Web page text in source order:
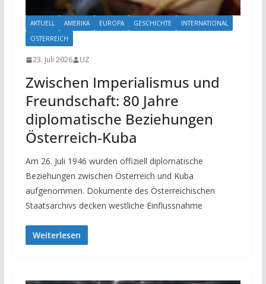
AKTUELL AMERIKA EUROPA GESCHICHTE
INTERNATIONAL
ÖSTERREICH
23. Juli 2026 UZ
Zwischen Imperialismus und
Freundschaft: 80 Jahre
diplomatische Beziehungen
Österreich-Kuba
Am 26. Juli 1946 wurden offiziell diplomatische
Beziehungen zwischen Österreich und Kuba
aufgenommen. Dokumente des Österreichischen
Staatsarchivs decken westliche Einflussnahme
Weiterlesen